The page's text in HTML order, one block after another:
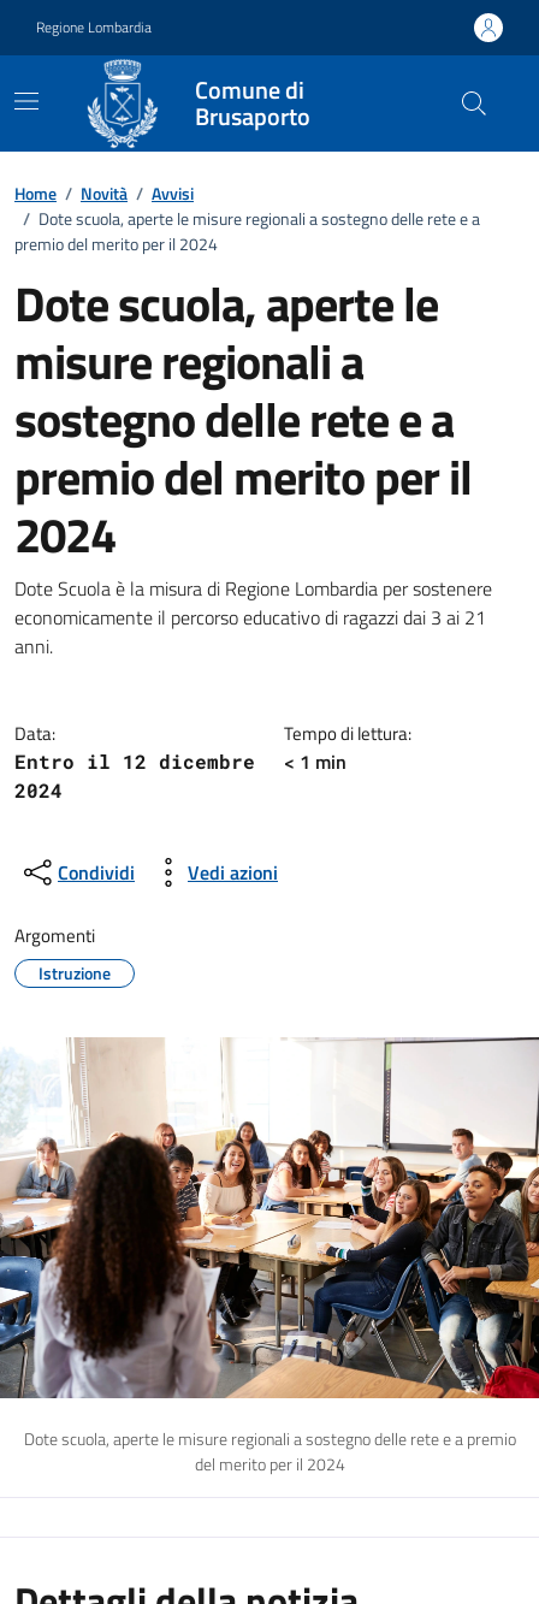
Regione Lombardia
Comune di
Brusaporto
Home / Novità / Avvisi
/ Dote scuola, aperte le misure regionali a sostegno delle rete e a
premio del merito per il 2024
Dote scuola, aperte le
misure regionali a
sostegno delle rete e a
premio del merito per il
2024
Dettagli della notizia
Dote Scuola è la misura di Regione Lombardia per sostenere
economicamente il percorso educativo di ragazzi dai 3 ai 21
anni.
Data:
Entro il 12 dicembre
2024
Tempo di lettura:
< 1 min
Condividi Vedi azioni
Argomenti
Istruzione
Dote scuola, aperte le misure regionali a sostegno delle rete e a premio
del merito per il 2024